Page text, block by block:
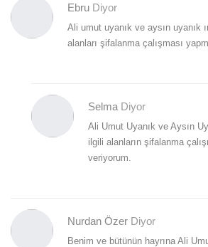
Ebru Diyor
Ali umut uyanık ve aysın uyanık
alanları şifalanma çalışması
Selma Diyor
Ali Umut Uyanık ve Aysın
ilgili alanların şifalanma
veriyorum.
Nurdan Özer Diyor
Benim ve bütünün hayrına Ali